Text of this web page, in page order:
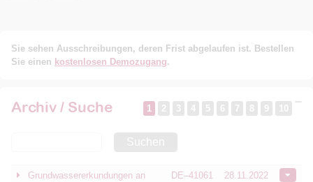
Sie sehen Ausschreibungen, deren Frist abgelaufen ist. Bestellen
Sie einen kostenlosen Demozugang.
Archiv / Suche 1 2 3 4 5 6 7 8 9 10
Suchen
Grundwassererkundungen an
DE–41061 28.11.2022